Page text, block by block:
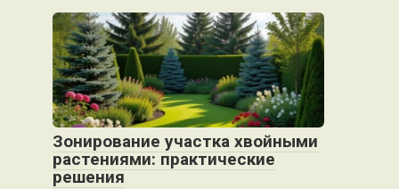
Зонирование участка хвойными
растениями: практические
решения